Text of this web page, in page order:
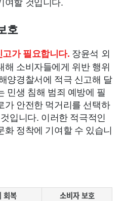
호
가 필요합니다. 장윤석 외
해 소비자들에게 위반 행위
양경찰서에 적극 신고해 달
민생 침해 범죄 예방에 필
가 안전한 먹거리를 선택하
입니다. 이러한 적극적인
화 정착에 기여할 수 있습니
회복
소비자 보호